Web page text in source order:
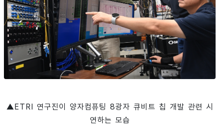
▲ETRI 연구진이 양자컴퓨팅 8광자 큐비트 칩 개발 관련 시
연하는 모습